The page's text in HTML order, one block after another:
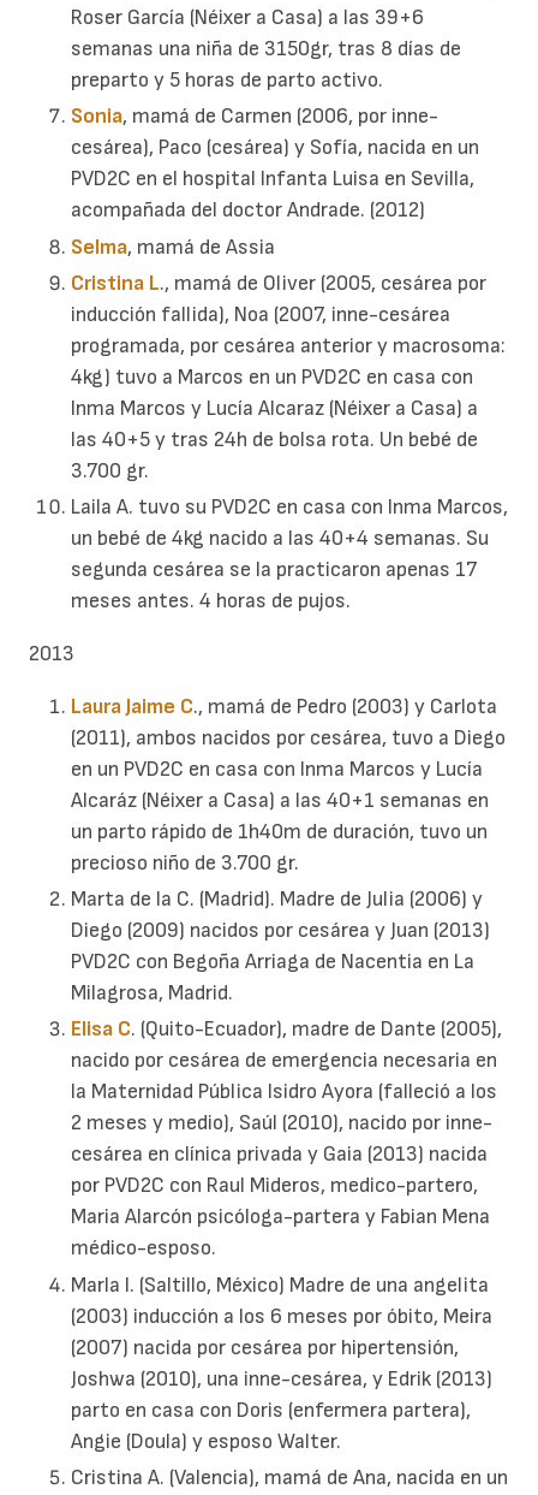
Roser García (Néixer a Casa) a las 39+6
semanas una niña de 3150gr, tras 8 días de
preparto y 5 horas de parto activo.
Sonia, mamá de Carmen (2006, por inne-
cesárea), Paco (cesárea) y Sofía, nacida en un
PVD2C en el hospital Infanta Luisa en Sevilla,
acompañada del doctor Andrade. (2012)
Selma, mamá de Assia
Cristina L., mamá de Oliver (2005, cesárea por
inducción fallida), Noa (2007, inne-cesárea
programada, por cesárea anterior y macrosoma:
4kg) tuvo a Marcos en un PVD2C en casa con
Inma Marcos y Lucía Alcaraz (Néixer a Casa) a
las 40+5 y tras 24h de bolsa rota. Un bebé de
3.700 gr.
Laila A. tuvo su PVD2C en casa con Inma Marcos,
un bebé de 4kg nacido a las 40+4 semanas. Su
segunda cesárea se la practicaron apenas 17
meses antes. 4 horas de pujos.
2013
Laura Jaime C., mamá de Pedro (2003) y Carlota
(2011), ambos nacidos por cesárea, tuvo a Diego
en un PVD2C en casa con Inma Marcos y Lucía
Alcaráz (Néixer a Casa) a las 40+1 semanas en
un parto rápido de 1h40m de duración, tuvo un
precioso niño de 3.700 gr.
Marta de la C. (Madrid). Madre de Julia (2006) y
Diego (2009) nacidos por cesárea y Juan (2013)
PVD2C con Begoña Arriaga de Nacentia en La
Milagrosa, Madrid.
Elisa C. (Quito-Ecuador), madre de Dante (2005),
nacido por cesárea de emergencia necesaria en
la Maternidad Pública Isidro Ayora (falleció a los
2 meses y medio), Saúl (2010), nacido por inne-
cesárea en clínica privada y Gaia (2013) nacida
por PVD2C con Raul Mideros, medico-partero,
Maria Alarcón psicóloga-partera y Fabian Mena
médico-esposo.
Marla I. (Saltillo, México) Madre de una angelita
(2003) inducción a los 6 meses por óbito, Meira
(2007) nacida por cesárea por hipertensión,
Joshwa (2010), una inne-cesárea, y Edrik (2013)
parto en casa con Doris (enfermera partera),
Angie (Doula) y esposo Walter.
Cristina A. (Valencia), mamá de Ana, nacida en un